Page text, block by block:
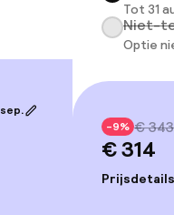
Tot 31
Niet-
Optie
-9% € 343
€ 314
Prijsdetails